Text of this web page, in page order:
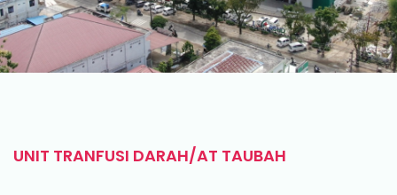
UNIT TRANFUSI DARAH/AT TAUBAH